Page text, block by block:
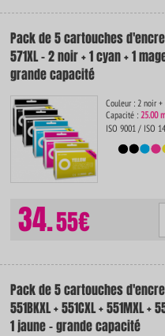
Pack de 5 cartouches d'encre
571XL - 2 noir + 1 cyan + 1
grande capacité
Couleur : 2 noir
Capacité :25.00
ISO 9001 / ISO
34.55€
Pack de 5 cartouches d'encre
551BKXL + 551CXL + 551MXL
1 jaune - grande capacité